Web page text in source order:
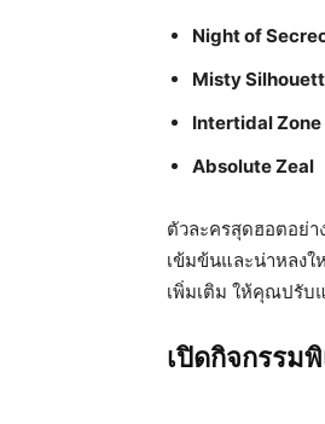
Night of
Misty
Intertidal Zone
Absolute Zeal
ตัวละครสุดฮอตอย่า
เข้มข้นและน่าหลง
เพิ่มเติม ให้คุณปรับ
เปิดกิจกรรมพิ